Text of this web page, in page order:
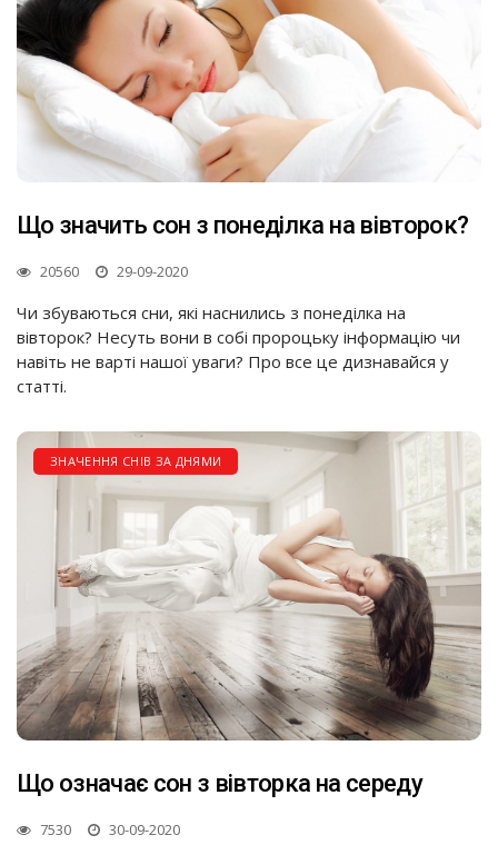
Що значить сон з понеділка на вівторок?
20560 29-09-2020
Чи збуваються сни, які наснились з понеділка на
вівторок? Несуть вони в собі пророцьку інформацію чи
навіть не варті нашої уваги? Про все це дизнавайся у
статті.
ЗНАЧЕННЯ СНІВ ЗА ДНЯМИ
Що означає сон з вівторка на середу
7530 30-09-2020